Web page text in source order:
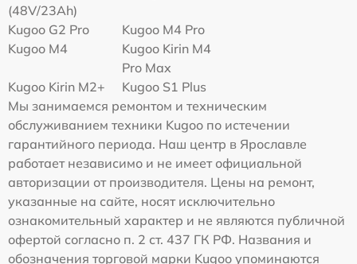
(48V/23Ah)
Kugoo G2 Pro
Kugoo M4 Pro
Kugoo M4
Kugoo Kirin M4
Pro Max
Kugoo Kirin M2+
Kugoo S1 Plus
Мы занимаемся ремонтом и техническим
обслуживанием техники Kugoo по истечении
гарантийного периода. Наш центр в Ярославле
работает независимо и не имеет официальной
авторизации от производителя. Цены на ремонт,
указанные на сайте, носят исключительно
ознакомительный характер и не являются публичной
офертой согласно п. 2 ст. 437 ГК РФ. Названия и
обозначения торговой марки Kugoo упоминаются